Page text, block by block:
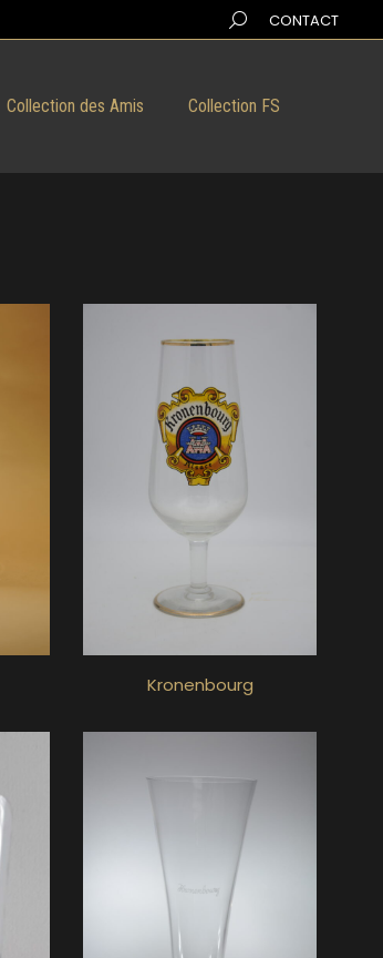
Search:CONTACT
Collection des Amis Collection FS
Kronenbourg